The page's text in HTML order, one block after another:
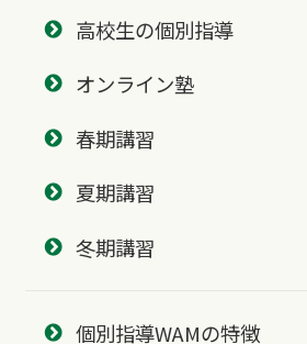
高校生の個別指導
オンライン塾
春期講習
夏期講習
冬期講習
個別指導WAMの特徴